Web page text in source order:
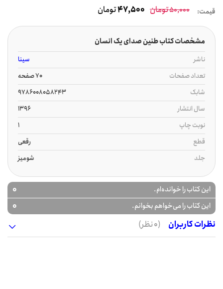
قیمت: 50,000تومان 47,500تومان
مشخصات کتاب طنین صدای یک انسان
ناشر
سینا
تعداد صفحات
70 صفحه
شابک
9786008058243
سال انتشار
1396
نوبت چاپ
1
قطع
رقعی
جلد
شومیز
این کتاب را خوانده‌ام. 0
این کتاب را می‌خواهم بخوانم.
0
نظرات کاربران
(0 نظر)